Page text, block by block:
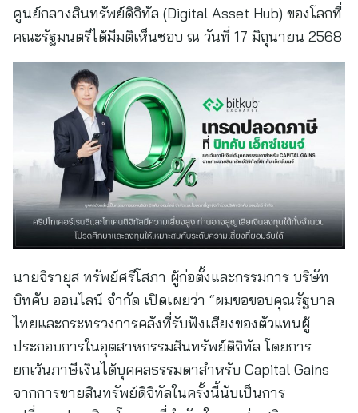
ศูนย์กลางสินทรัพย์ดิจิทัล (Digital Asset Hub) ของโลกที่
คณะรัฐมนตรีได้มีมติเห็นชอบ ณ วันที่ 17 มิถุนายน 2568
นายจิรายุส ทรัพย์ศรีโสภา ผู้ก่อตั้งและกรรมการ บริษัท
บิทคับ ออนไลน์ จำกัด เปิดเผยว่า “ผมขอขอบคุณรัฐบาล
ไทยและกระทรวงการคลังที่รับฟังเสียงของตัวแทนผู้
ประกอบการในอุตสาหกรรมสินทรัพย์ดิจิทัล โดยการ
ยกเว้นภาษีเงินได้บุคคลธรรมดาสําหรับ Capital Gains
จากการขายสินทรัพย์ดิจิทัลในครั้งนี้นับเป็นการ